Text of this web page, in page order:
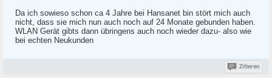
Da ich sowieso schon ca 4 Jahre bei Hansanet bin stört mich auch
nicht, dass sie mich nun auch noch auf 24 Monate gebunden haben.
WLAN Gerät gibts dann übringens auch noch wieder dazu- also wie
bei echten Neukunden
Zitieren